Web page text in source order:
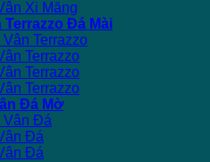
Xi Măng
Terrazzo Đá Mài
Terrazzo
Terrazzo
Terrazzo
Terrazzo
Đá Mờ
Vân Đá
Đá
Đá